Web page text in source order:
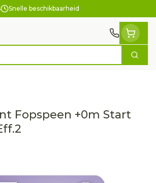
Snelle beschikbaarheid
Zoek
Fopspeen +0m Start